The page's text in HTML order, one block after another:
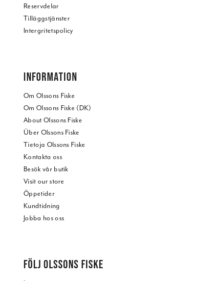
Reservdelar
Tilläggstjänster
Intergritetspolicy
INFORMATION
Om Olssons Fiske
Om Olssons Fiske (DK)
About Olssons Fiske
Über Olssons Fiske
Tietoja Olssons Fiske
Kontakta oss
Besök vår butik
Visit our store
Öppetider
Kundtidning
Jobba hos oss
FÖLJ OLSSONS FISKE